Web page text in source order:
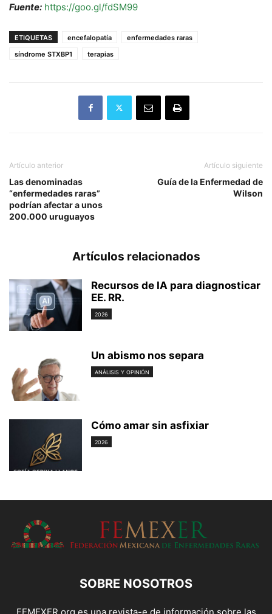
Fuente: https://goo.gl/fdSM99
ETIQUETAS encefalopatía
enfermedades raras
síndrome STXBP1
terapias
Artículo anterior
Las denominadas
“enfermedades raras”
podrían afectar a unos
200.000 uruguayos
Artículo siguiente
Guía de la Enfermedad de
Wilson
Artículos relacionados
Recursos de IA para diagnosticar
EE. RR.
2026
Un abismo nos separa
ANÁLISIS Y OPINIÓN
Cómo amar sin asfixiar
2026
SOBRE NOSOTROS
FEMEXER.org es una revista-e de información sobre las